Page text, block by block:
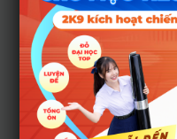
ảnh –
Đạo
–
viên
–
mức
24